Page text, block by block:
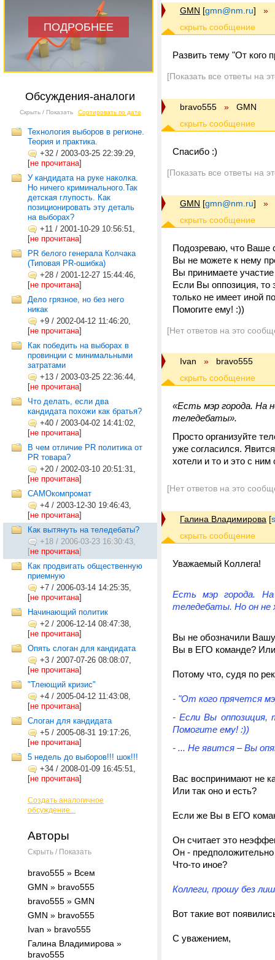
ПОДРОБНЕЕ
Обсуждения-аналоги
Скрыть / Показать Сортировать по дате
Технология выборов в регионе.
Теория и практика.
+32 / 2003-03-25 22:39:29,
[не прочитана]
У кандидата на руке наколка.
Но ничего криминального.Так
детская глупость. Как
позиционировать эту деталь
на выборах?
+11 / 2001-10-29 10:56:51,
[не прочитана]
PR белого генерала Колчака
(Типовая PR-ошибка)
+28 / 2001-12-27 15:44:46,
[не прочитана]
Дело грязное, но без него
никак
+9 / 2002-04-12 11:46:20,
[не прочитана]
Как победить на выборах в
провинции с минимальными
затратами
+13 / 2003-03-25 22:36:44,
[не прочитана]
Что делать, если два
кандидата похожи как братья?
+40 / 2003-04-02 14:41:02,
[не прочитана]
В чем отличие PR политика от
PR товара?
+20 / 2002-03-10 20:51:31,
[не прочитана]
САМОкомпромат
+4 / 2003-12-30 19:46:43,
[не прочитана]
Как вытянуть на теледебаты?
+18 / 2006-03-23 16:30:43,
[не прочитана]
Как продвигать общественную
приемную
+7 / 2006-03-14 14:25:35,
[не прочитана]
Начинающий политик
+2 / 2006-12-14 08:47:38,
[не прочитана]
Опять слоган для кандидата
+3 / 2007-07-26 08:08:07,
[не прочитана]
"Тлеющий кризис"
+4 / 2005-04-12 11:43:08,
[не прочитана]
Слоган для кандидата
+5 / 2005-08-31 19:17:26,
[не прочитана]
5 недель до выборов!!! шок!!!
+34 / 2008-01-09 16:45:51,
[не прочитана]
Создать аналогичное
обсуждение...
Авторы
Скрыть / Показать
bravo555 » Всем
GMN » bravo555
bravo555 » GMN
GMN » bravo555
Ivan » bravo555
Галина Владимирова »
bravo555
GMN [gmn@nm.ru] »
Развить тему "От кого
[Показать все ответы на
bravo555 » GMN
Спасибо :)
[Показать все ответы на
GMN [gmn@nm.ru] »
Подозреваю, что Ваше
Вы не можете к нему
Вы принимаете
Если Вы оппозиция, то
только не имеет иной
Помогите ему! :))
[Нет ответов на это
Ivan » bravo555
«Есть мэр города. На
теледебаты».
Просто организуйте
уже согласился.
хотели и то и это с
[Нет ответов на это
Галина Владимирова [
Уважаемый Коллега!
Есть мэр города.
теледебаты. Но он не
Вы не обозначили
Вы в ЕГО команде? Или
Потому что, судя по
- "От кого прячется
- Если Вы оппозиция,
Помогите ему! :))
- ... Не явится – Вы
Вас воспринимают не
Или так оно и есть?
Если же Вы в ЕГО
Он считает это
Он -
Что-то иное?
Коллеги, прошу без
Вот такие вот
С уважением,